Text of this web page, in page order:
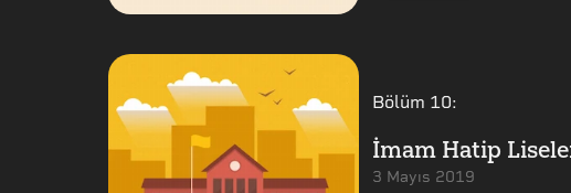
Bölüm 10:
İmam Hatip
3 Mayıs 2019